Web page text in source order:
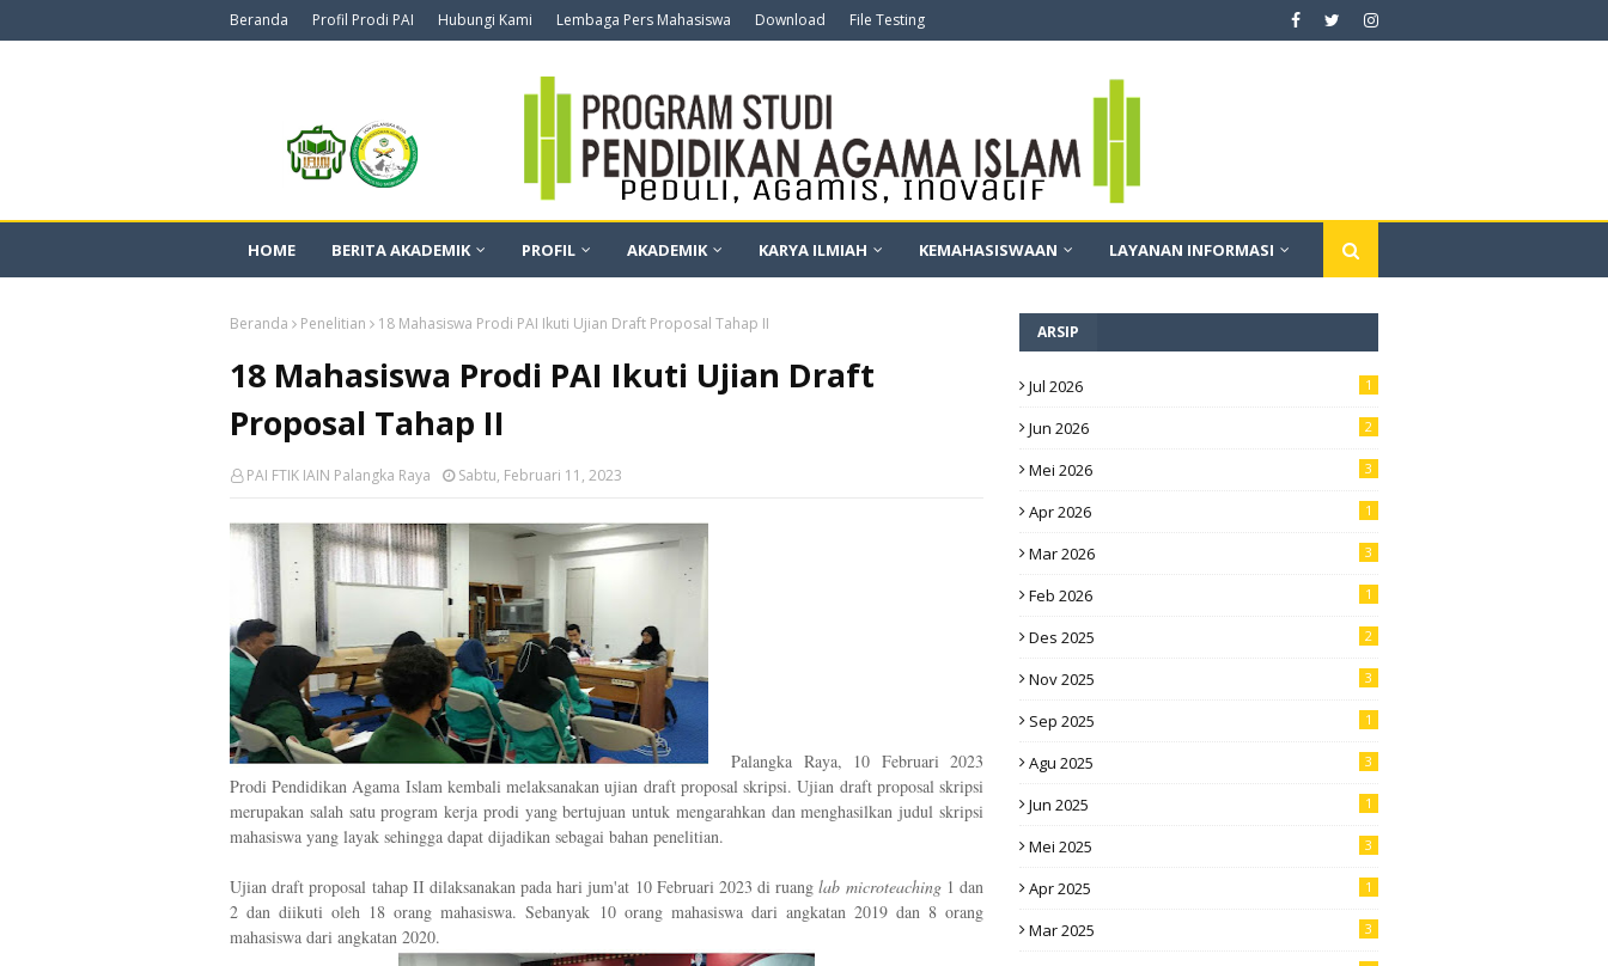
Beranda Profil Prodi PAI Hubungi Kami Lembaga Pers Mahasiswa Download File Testing
HOME BERITA AKADEMIK PROFIL AKADEMIK KARYA ILMIAH KEMAHASISWAAN LAYANAN INFORMASI
Beranda Penelitian 18 Mahasiswa Prodi PAI Ikuti Ujian Draft Proposal Tahap II
18 Mahasiswa Prodi PAI Ikuti Ujian Draft
Proposal Tahap II
PAI FTIK IAIN Palangka Raya Sabtu, Februari 11, 2023
Palangka Raya, 10 Februari 2023
Prodi Pendidikan Agama Islam kembali melaksanakan ujian draft proposal skripsi. Ujian draft proposal skripsi
merupakan salah satu program kerja prodi yang bertujuan untuk mengarahkan dan menghasilkan judul skripsi
mahasiswa yang layak sehingga dapat dijadikan sebagai bahan penelitian.
Ujian draft proposal tahap II dilaksanakan pada hari jum'at 10 Februari 2023 di ruanglab microteaching1 dan
2 dan diikuti oleh 18 orang mahasiswa. Sebanyak 10 orang mahasiswa dari angkatan 2019 dan 8 orang
mahasiswa dari angkatan 2020.
ARSIP
Jul 2026 1
Jun 2026 2
Mei 2026 3
Apr 2026 1
Mar 2026 3
Feb 2026 1
Des 2025 2
Nov 2025 3
Sep 2025 1
Agu 2025 3
Jun 2025 1
Mei 2025 3
Apr 2025 1
Mar 2025 3